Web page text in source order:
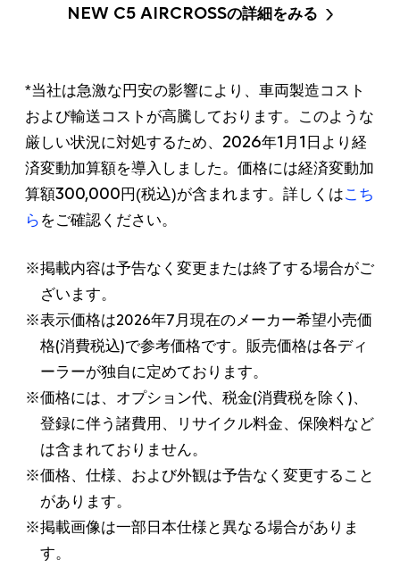
NEW C5 AIRCROSSの詳細をみる
*当社は急激な円安の影響により、車両製造コスト
および輸送コストが高騰しております。このような
厳しい状況に対処するため、 2026年1 月 1 日より経
済変動加算額を導入しました。価格には経済変動加
算額300,000 円(税込)が含まれます。詳しくはこち
ら をご確認ください。
※掲載内容は予告なく変更または終了する場合がご
ざいます。
※表示価格は2026年7月現在のメーカー希望小売価
格(消費税込)で参考価格です。販売価格は各ディ
ーラーが独自に定めております。
※価格には、オプション代、税金(消費税を除く)、
登録に伴う諸費用、リサイクル料金、保険料など
は含まれておりません。
※価格、仕様、および外観は予告なく変更すること
があります。
※掲載画像は一部日本仕様と異なる場合がありま
す。